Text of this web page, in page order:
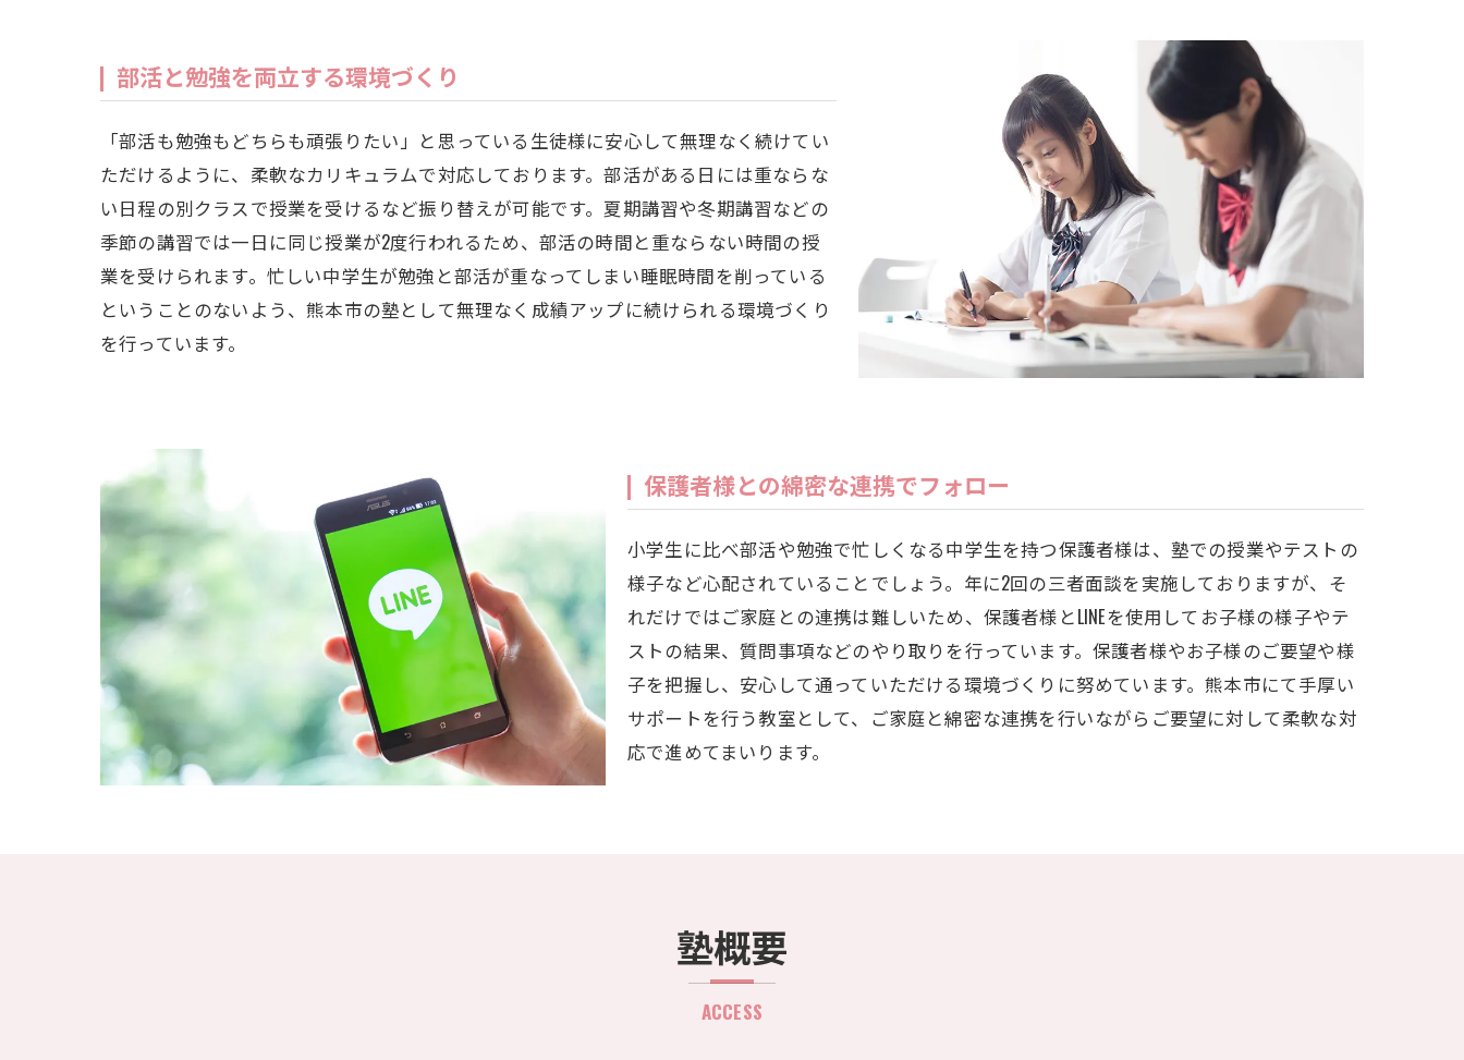
部活と勉強を両立する環境づくり
「部活も勉強もどちらも頑張りたい」と思っている生徒様に安心して無理なく続けてい
ただけるように、柔軟なカリキュラムで対応しております。部活がある日には重ならな
い日程の別クラスで授業を受けるなど振り替えが可能です。夏期講習や冬期講習などの
季節の講習では一日に同じ授業が2度行われるため、部活の時間と重ならない時間の授
業を受けられます。忙しい中学生が勉強と部活が重なってしまい睡眠時間を削っている
ということのないよう、熊本市の塾として無理なく成績アップに続けられる環境づくり
を行っています。
保護者様との綿密な連携でフォロー
小学生に比べ部活や勉強で忙しくなる中学生を持つ保護者様は、塾での授業やテストの
様子など心配されていることでしょう。年に2回の三者面談を実施しておりますが、そ
れだけではご家庭との連携は難しいため、保護者様とLINEを使用してお子様の様子やテ
ストの結果、質問事項などのやり取りを行っています。保護者様やお子様のご要望や様
子を把握し、安心して通っていただける環境づくりに努めています。熊本市にて手厚い
サポートを行う教室として、ご家庭と綿密な連携を行いながらご要望に対して柔軟な対
応で進めてまいります。
塾概要
ACCESS